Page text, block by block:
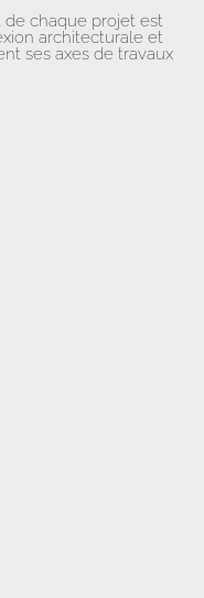
chaque projet est
architecturale et
ses axes de travaux